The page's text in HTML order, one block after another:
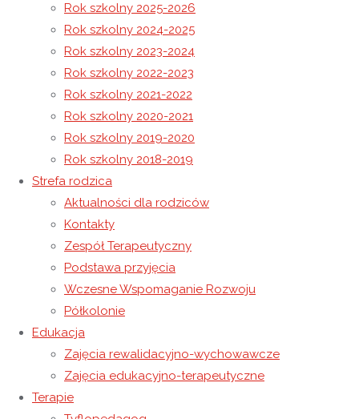
Rok szkolny 2025-2026
Rok szkolny 2024-2025
Rok szkolny 2023-2024
Rok szkolny 2022-2023
Rok szkolny 2021-2022
Rok szkolny 2020-2021
Rok szkolny 2019-2020
Rok szkolny 2018-2019
Strefa rodzica
Aktualności dla rodziców
Kontakty
Zespół Terapeutyczny
Podstawa przyjęcia
Wczesne Wspomaganie Rozwoju
Półkolonie
Edukacja
Zajęcia rewalidacyjno-wychowawcze
Zajęcia edukacyjno-terapeutyczne
Terapie
Teatr Eden – „Skarb w mieście”
Międzynarodowy Dzień Dziecka
29 maja 202629 maja 2026
Urodziny Jakuba i Julii
W ostatnich dniach w Ośrodku odbyła się
wyjątkowa uroczystość – swoje urodziny
świętowali Jakub oraz Julia. Jakub skończył 10
lat, a Julia 11 lat. Był to dzień pełen radości,